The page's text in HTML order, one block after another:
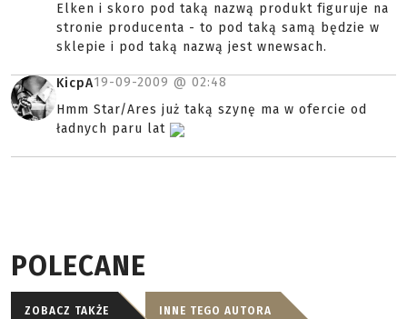
Elken i skoro pod taką nazwą produkt figuruje na
stronie producenta - to pod taką samą będzie w
sklepie i pod taką nazwą jest wnewsach.
KicpA19-09-2009 @ 02:48
Hmm Star/Ares już taką szynę ma w ofercie od
ładnych paru lat
POLECANE
ZOBACZ TAKŻE INNE TEGO AUTORA